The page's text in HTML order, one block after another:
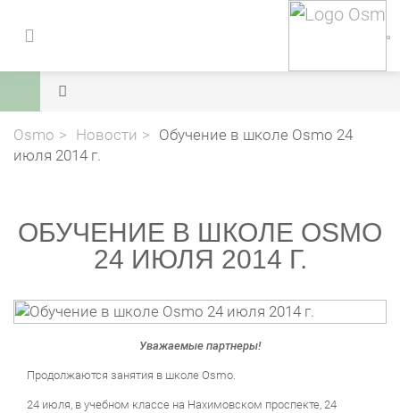
Osmo Новости
Обучение в школе Osmo 24
июля 2014 г.
ОБУЧЕНИЕ В ШКОЛЕ OSMO
24 ИЮЛЯ 2014 Г.
Уважаемые партнеры!
Продолжаются занятия в школе Osmo.
24 июля, в учебном классе на Нахимовском проспекте, 24